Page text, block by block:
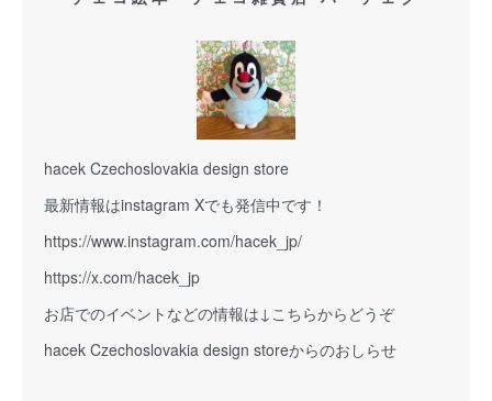
hacek Czechoslovakia design store
最新情報はinstagram Xでも発信中です！
https://www.instagram.com/hacek_jp/
https://x.com/hacek_jp
お店でのイベントなどの情報は↓こちらからどうぞ
hacek Czechoslovakia design storeからのおしらせ